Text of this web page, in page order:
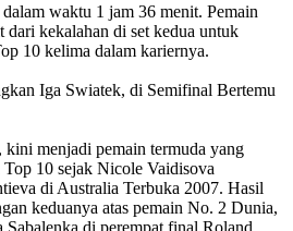
waktu 1 jam 36 menit. Pemain
dari kekalahan di set kedua untuk
10 kelima dalam kariernya.
menjadi pemain termuda yang
10 sejak Nicole Vaidisova
di Australia Terbuka 2007. Hasil
keduanya atas pemain No. 2 Dunia,
Sabalenka di perempat final Roland